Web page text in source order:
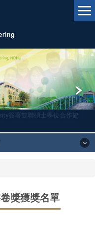
簽署雙聯碩士學位合作協
獎獲獎名單